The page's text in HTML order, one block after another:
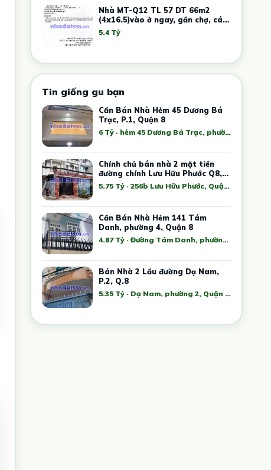
Nhà MT-Q12 TL 57 DT 66m2
(4x16.5)vào ở ngay, gần chợ, cách
Cầu Phú Long 5 phút
5.4 Tỷ
Tin giống gu bạn
Cần Bán Nhà Hẻm 45 Dương Bá
Trạc, P.1, Quận 8
6 Tỷ · hẻm 45 Dương Bá Trạc, phường 1, Quận 8, Thành phố Hồ Chí Minh, Việt Nam
Chính chủ bán nhà 2 mặt tiền
đường chính Lưu Hữu Phước Q8,
tp HCM
5.75 Tỷ · 256b Lưu Hữu Phước, Quận 8, Hồ Chí Minh, Việt Nam
Cần Bán Nhà Hẻm 141 Tám
Danh, phường 4, Quận 8
4.87 Tỷ · Đường Tám Danh, phường 4, Quận 8, Thành phố Hồ Chí Minh, Việt Nam
Bán Nhà 2 Lầu đường Dạ Nam,
P.2, Q.8
5.35 Tỷ · Dạ Nam, phường 2, Quận 8, Thành phố Hồ Chí Minh, Việt Nam